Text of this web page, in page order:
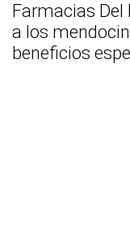
Farmacias Del
a los
beneficios